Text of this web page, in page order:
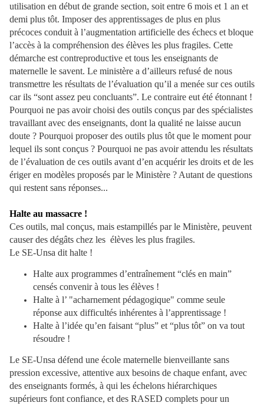
utilisation en début de grande section, soit entre 6 mois et 1 an et
demi plus tôt. Imposer des apprentissages de plus en plus
précoces conduit à l’augmentation artificielle des échecs et bloque
l’accès à la compréhension des élèves les plus fragiles. Cette
démarche est contreproductive et tous les enseignants de
maternelle le savent. Le ministère a d’ailleurs refusé de nous
transmettre les résultats de l’évaluation qu’il a menée sur ces outils
car ils “sont assez peu concluants”. Le contraire eut été étonnant !
Pourquoi ne pas avoir choisi des outils conçus par des spécialistes
travaillant avec des enseignants, dont la qualité ne laisse aucun
doute ? Pourquoi proposer des outils plus tôt que le moment pour
lequel ils sont conçus ? Pourquoi ne pas avoir attendu les résultats
de l’évaluation de ces outils avant d’en acquérir les droits et de les
ériger en modèles proposés par le Ministère ? Autant de questions
qui restent sans réponses...
Halte au massacre !
Ces outils, mal conçus, mais estampillés par le Ministère, peuvent
causer des dégâts chez les élèves les plus fragiles.
Le SE-Unsa dit halte !
Halte aux programmes d’entraînement “clés en main”
censés convenir à tous les élèves !
Halte à l’ "acharnement pédagogique" comme seule
réponse aux difficultés inhérentes à l’apprentissage !
Halte à l’idée qu’en faisant “plus” et “plus tôt” on va tout
résoudre !
Le SE-Unsa défend une école maternelle bienveillante sans
pression excessive, attentive aux besoins de chaque enfant, avec
des enseignants formés, à qui les échelons hiérarchiques
supérieurs font confiance, et des RASED complets pour un